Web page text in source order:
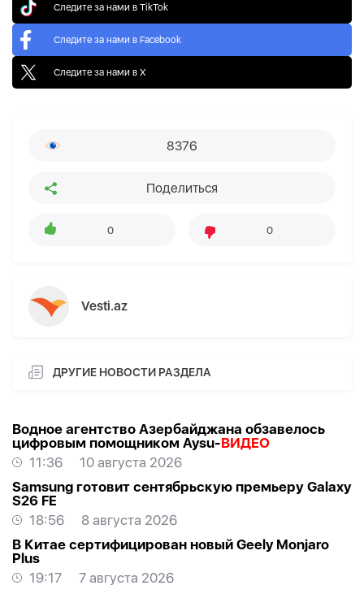
Следите за нами в TikTok
Следите за нами в Facebook
Следите за нами в X
8376
Поделиться
0 0
Vesti.az
ДРУГИЕ НОВОСТИ РАЗДЕЛА
Водное агентство Азербайджана обзавелось
цифровым помощником Aysu-ВИДЕО
11:36
10 августа 2026
Samsung готовит сентябрьскую премьеру Galaxy
S26 FE
18:56
8 августа 2026
В Китае сертифицирован новый Geely Monjaro
Plus
19:17
7 августа 2026